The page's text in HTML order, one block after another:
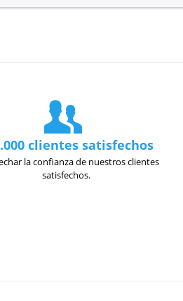
clientes satisfechos
la confianza de nuestros clientes
satisfechos.